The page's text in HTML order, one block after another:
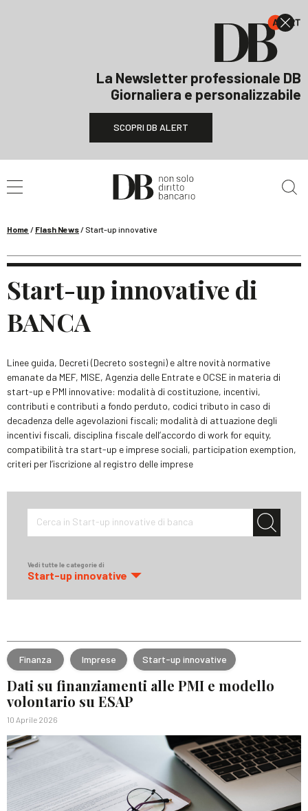
La Newsletter professionale DB
Giornaliera e personalizzabile
SCOPRI DB ALERT
Home / Flash News/ Start-up innovative
Start-up innovative di
BANCA
Linee guida, Decreti (Decreto sostegni) e altre novità normative
emanate da MEF, MISE, Agenzia delle Entrate e OCSE in materia di
start-up e PMI innovative: modalità di costituzione, incentivi,
contributi e contributi a fondo perduto, codici tributo in caso di
decadenza delle agevolazioni fiscali; modalità di attuazione degli
incentivi fiscali, disciplina fiscale dell’accordo di work for equity,
compatibilità tra start-up e imprese sociali, participation exemption,
criteri per l’iscrizione al registro delle imprese
Cerca in Start-up innovative di banca
Vedi tutte le categorie di
Start-up innovative
Finanza Imprese Start-up innovative
Dati su finanziamenti alle PMI e modello
volontario su ESAP
10 Aprile 2026